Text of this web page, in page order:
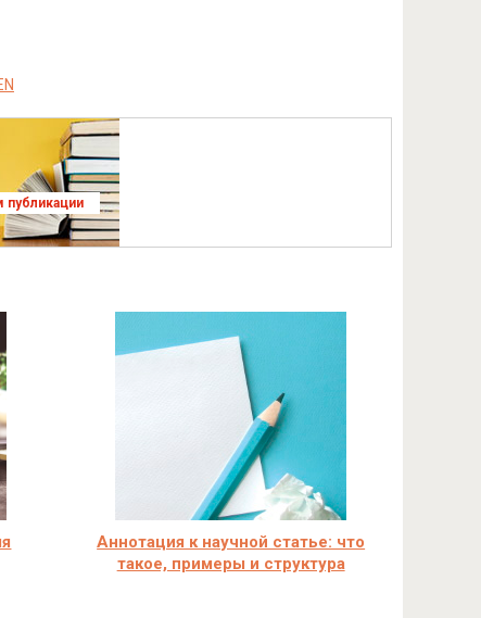
публикации
Аннотация к научной статье: что
такое, примеры и структура